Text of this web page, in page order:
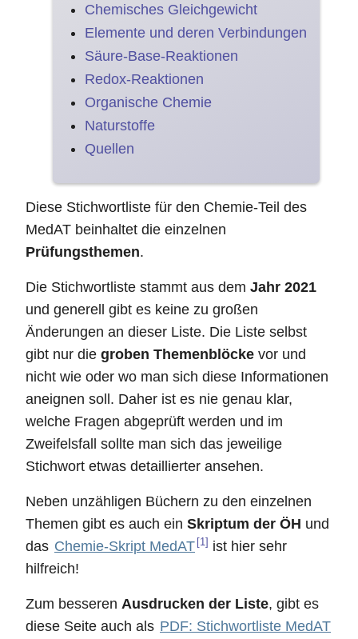
Chemisches Gleichgewicht
Elemente und deren Verbindungen
Säure-Base-Reaktionen
Redox-Reaktionen
Organische Chemie
Naturstoffe
Quellen
Diese Stichwortliste für den Chemie-Teil des
MedAT beinhaltet die einzelnen
Prüfungsthemen.
Die Stichwortliste stammt aus dem Jahr 2021
und generell gibt es keine zu großen
Änderungen an dieser Liste. Die Liste selbst
gibt nur die groben Themenblöcke vor und
nicht wie oder wo man sich diese Informationen
aneignen soll. Daher ist es nie genau klar,
welche Fragen abgeprüft werden und im
Zweifelsfall sollte man sich das jeweilige
Stichwort etwas detaillierter ansehen.
Neben unzähligen Büchern zu den einzelnen
Themen gibt es auch ein Skriptum der ÖH und
das Chemie-Skript MedAT [1] ist hier sehr
hilfreich!
Zum besseren Ausdrucken der Liste, gibt es
diese Seite auch als PDF: Stichwortliste MedAT